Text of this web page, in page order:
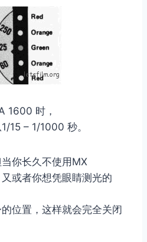
1600 时，
15 – 1/1000 秒。
你长久不使用MX
或者你想凭眼睛测光的
位置，这样就会完全关闭